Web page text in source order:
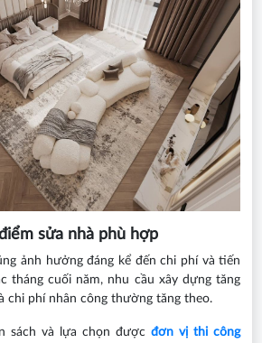
sửa nhà phù hợp
ảnh hưởng đáng kể đến chi phí và tiến
tháng cuối năm, nhu cầu xây dựng tăng
chi phí nhân công thường tăng theo.
sách và lựa chọn được đơn vị thi công